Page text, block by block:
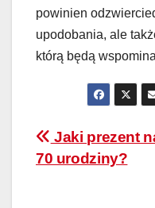
powinien
upodobania, ale
którą będą
wpisu
Jaki prezent
70 urodziny?